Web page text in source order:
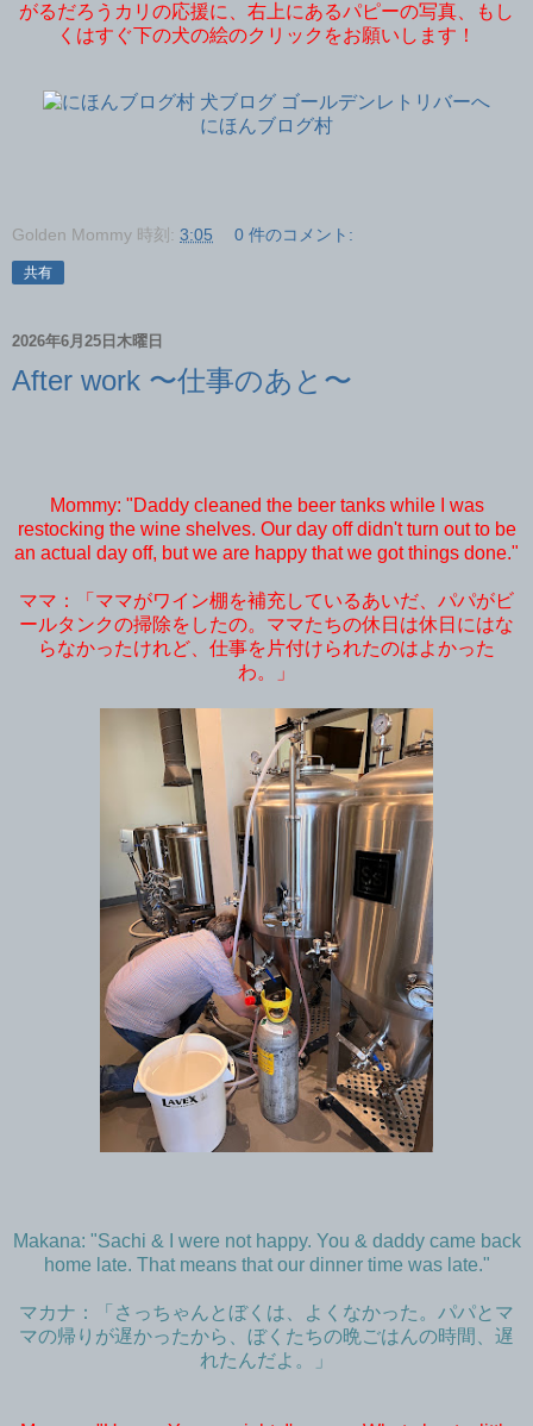
がるだろうカリの応援に、右上にあるパピーの写真、もし
くはすぐ下の犬の絵のクリックをお願いします！
にほんブログ村
Golden Mommy 時刻: 3:05 0 件のコメント:
共有
2026年6月25日木曜日
After work 〜仕事のあと〜
Mommy: "Daddy cleaned the beer tanks while I was
restocking the wine shelves. Our day off didn't turn out to be
an actual day off, but we are happy that we got things done."
ママ：「ママがワイン棚を補充しているあいだ、パパがビ
ールタンクの掃除をしたの。ママたちの休日は休日にはな
らなかったけれど、仕事を片付けられたのはよかった
わ。」
Makana: "Sachi & I were not happy. You & daddy came back
home late. That means that our dinner time was late."
マカナ：「さっちゃんとぼくは、よくなかった。パパとマ
マの帰りが遅かったから、ぼくたちの晩ごはんの時間、遅
れたんだよ。」